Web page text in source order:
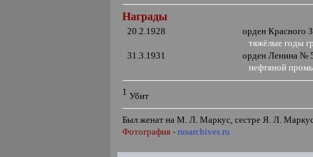
Награды
20.2.1928
орден Красного
тяжёлые годы
31.3.1931
орден Ленина №
нефтяной
1 Убит
Был женат на М. Л. Маркус, сестре Я. Л.
Фотография -rusarchives.ru